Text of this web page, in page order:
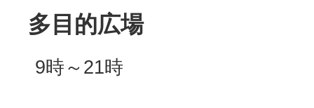
多目的広場
9時～21時